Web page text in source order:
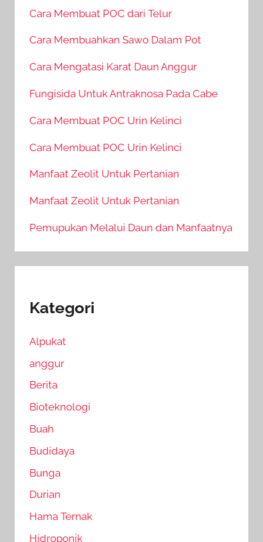
Cara Membuat POC dari Telur
Cara Membuahkan Sawo Dalam Pot
Cara Mengatasi Karat Daun Anggur
Fungisida Untuk Antraknosa Pada Cabe
Cara Membuat POC Urin Kelinci
Cara Membuat POC Urin Kelinci
Manfaat Zeolit Untuk Pertanian
Manfaat Zeolit Untuk Pertanian
Pemupukan Melalui Daun dan Manfaatnya
Kategori
Alpukat
anggur
Berita
Bioteknologi
Buah
Budidaya
Bunga
Durian
Hama Ternak
Hidroponik